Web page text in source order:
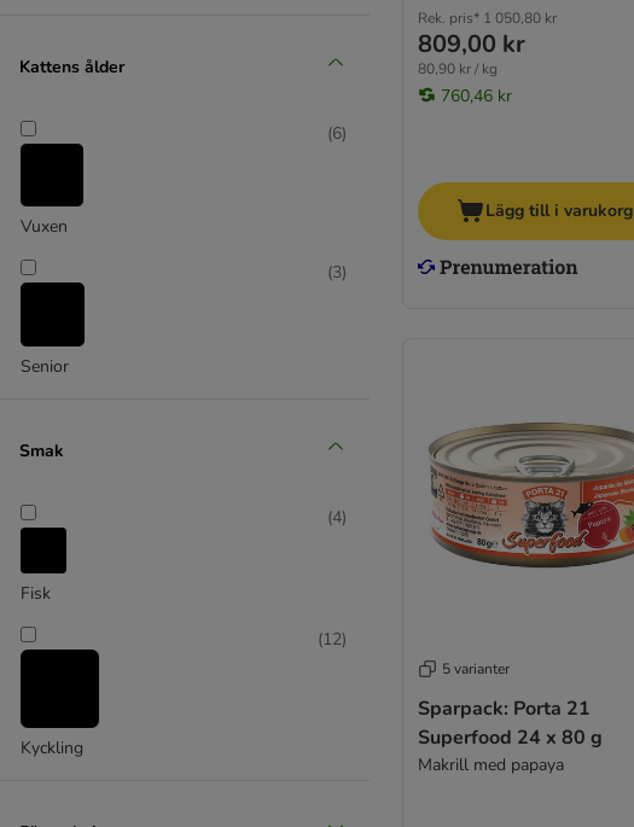
Kattens ålder
Vuxen
(6)
Senior
(3)
Smak
Fisk
(4)
Kyckling
(12)
Rek. pris* 1 050,80 kr
809,00 kr
80,90 kr / kg
760,46 kr
Lägg till i varukorg
5 varianter
Sparpack: Porta 21
Superfood 24 x 80 g
Makrill med papaya